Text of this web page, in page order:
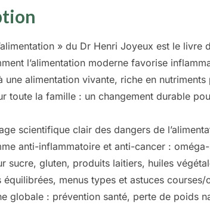
» du Dr Henri Joyeux est le
l’alimentation moderne favorise
une alimentation vivante, riche en
toute la famille : un changement durable
scientifique clair des dangers de
anti-inflammatoire et anti-cancer :
sucre, gluten, produits laitiers, huiles
équilibrées, menus types et astuces courses/
globale : prévention santé, perte de poids